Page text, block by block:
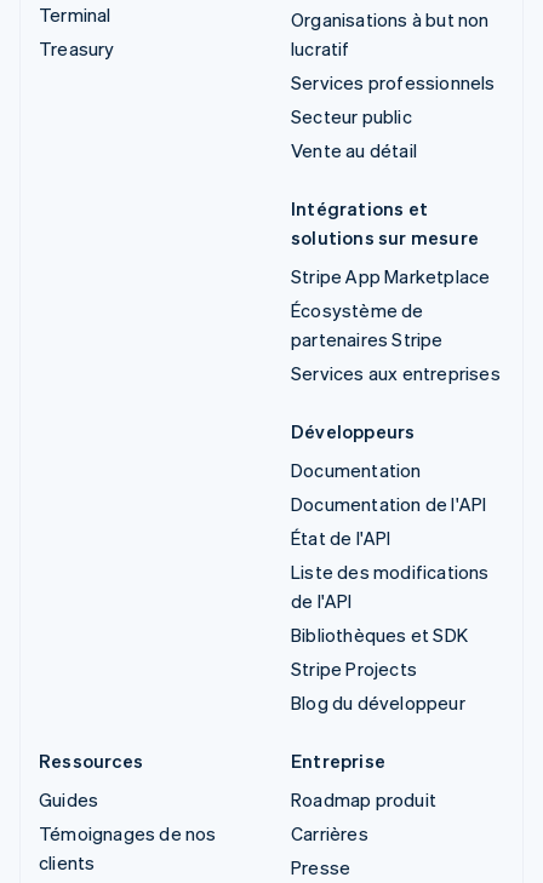
Terminal
Treasury
Organisations à but non
lucratif
Services professionnels
Secteur public
Vente au détail
Intégrations et
solutions sur mesure
Stripe App Marketplace
Écosystème de
partenaires Stripe
Services aux entreprises
Développeurs
Documentation
Documentation de l'API
État de l'API
Liste des modifications
de l'API
Bibliothèques et SDK
Stripe Projects
Blog du développeur
Ressources
Guides
Témoignages de nos
clients
Entreprise
Roadmap produit
Carrières
Presse